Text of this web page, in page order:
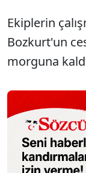
Ekiplerin
Bozkurt'un
morguna